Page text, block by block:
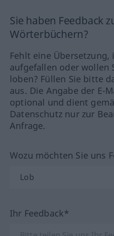
Sie haben Feedback
Wörterbüchern?
Fehlt eine
aufgefallen oder wollen
loben? Füllen Sie bitte
aus. Die Angabe der E-
optional und dient
Datenschutz nur zur
Anfrage.
Wozu möchten Sie uns
Ihr Feedback*